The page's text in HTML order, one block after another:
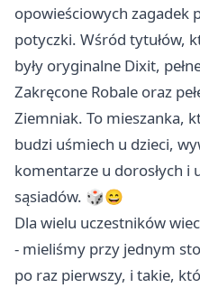
opowieściowych zagadek
potyczki. Wśród tytułów,
były oryginalne Dixit,
Zakręcone Robale oraz
Ziemniak. To mieszanka,
budzi uśmiech u dzieci,
komentarze u dorosłych i
sąsiadów. 🎲😄
Dla wielu uczestników
- mieliśmy przy jednym
po raz pierwszy, i takie,